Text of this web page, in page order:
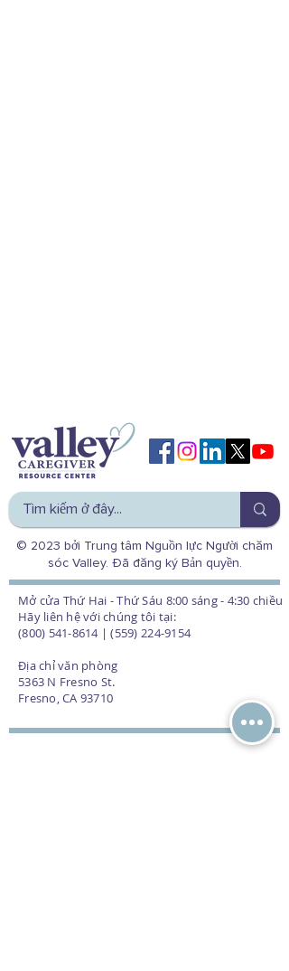
© 2023 bởi Trung tâm Nguồn lực Người chăm
sóc Valley. Đã đăng ký Bản quyền.
Mở cửa Thứ Hai - Thứ Sáu 8:00 sáng - 4:30 chiều
Hãy liên hệ với chúng tôi tại:
(800) 541-8614 | (559) 224-9154
Địa chỉ văn phòng
5363 N Fresno St.
Fresno, CA 93710